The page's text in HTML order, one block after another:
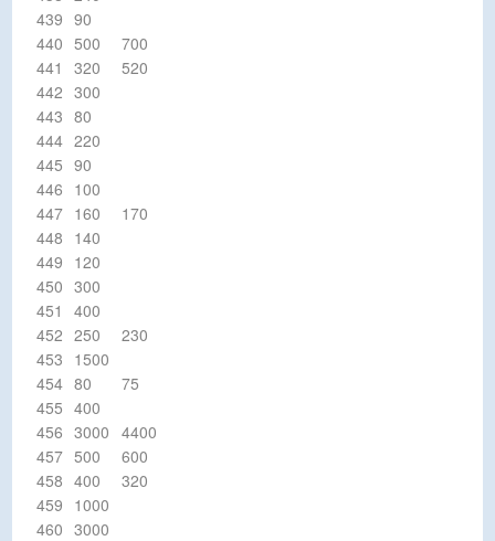
439 90
440 500
700
441
320
520
442 300
443 80
444 220
445 90
446 100
447 160
170
448 140
449 120
450 300
451
400
452 250
230
453 1500
454 80
75
455 400
456 3000
4400
457 500
600
458 400
320
459 1000
460 3000